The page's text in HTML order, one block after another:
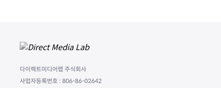
다이렉트미디어랩 주식회사
사업자등록번호 : 806-86-02642